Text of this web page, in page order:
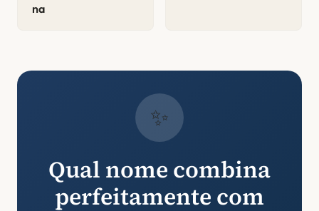
na
✨
Qual nome combina
perfeitamente com